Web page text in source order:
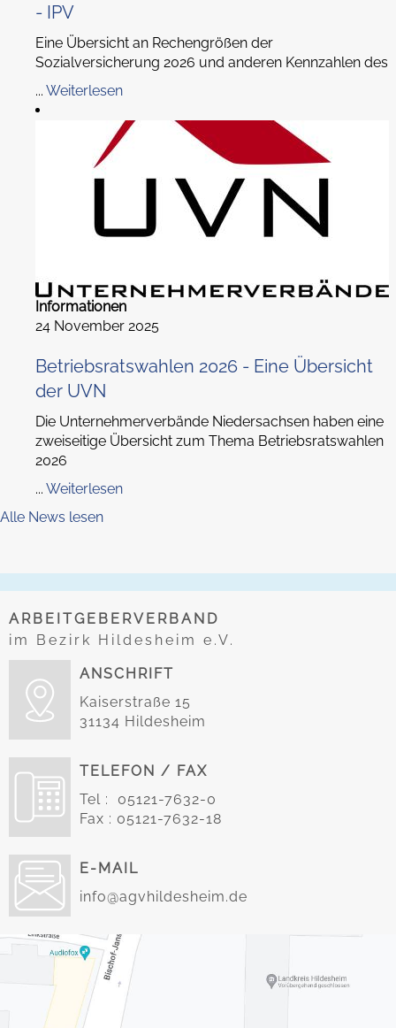
- IPV
Eine Übersicht an Rechengrößen der
Sozialversicherung 2026 und anderen Kennzahlen des
... Weiterlesen
Informationen
24 November 2025
Betriebsratswahlen 2026 - Eine Übersicht
der UVN
Die Unternehmerverbände Niedersachsen haben eine
zweiseitige Übersicht zum Thema Betriebsratswahlen
2026
... Weiterlesen
Alle News lesen
ARBEITGEBERVERBAND
im Bezirk Hildesheim e.V.
ANSCHRIFT
Kaiserstraße 15
31134 Hildesheim
TELEFON / FAX
Tel : 05121-7632-0
Fax : 05121-7632-18
E-MAIL
info@agvhildesheim.de